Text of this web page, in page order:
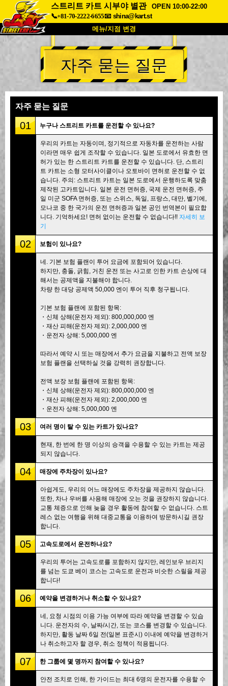
스트리트 카트 시부야 별관
OPEN 10:00-22:00
📞+81-70-2222-6655📧 shina@kart.st
메뉴/지점 변경
최상단
소개 사양 가격
회사 정보
도쿄 시나가와 #1 도쿄 아키하바라#1
도쿄 아키하바라#2 도쿄 시부야
도쿄 시부야 애넥스 도쿄 베이
도쿄 아사쿠사 오사카
오키나와
자주 묻는 질문
자주 묻는 질문
01 누구나 스트리트 카트를 운전할 수 있나요?
우리의 카트는 자동이며, 정기적으로 자동차를 운전하는 사람
이라면 매우 쉽게 조작할 수 있습니다. 일본 도로에서 유효한 면
허가 있는 한 스트리트 카트를 운전할 수 있습니다. 단, 스트리
트 카트는 소형 모터사이클이나 오토바이 면허로 운전할 수 없
습니다. 주의: 스트리트 카트는 일본 도로에서 운행하도록 맞춤
제작된 고카트입니다. 일본 운전 면허증, 국제 운전 면허증, 주
일 미군 SOFA 면허증, 또는 스위스, 독일, 프랑스, 대만, 벨기에,
모나코 중 한 국가의 운전 면허증과 일본 공인 번역본이 필요합
니다. 기억하세요! 면허 없이는 운전할 수 없습니다!! 자세히 보
기
02 보험이 있나요?
네. 기본 보험 플랜이 투어 요금에 포함되어 있습니다.
하지만, 충돌, 긁힘, 거친 운전 또는 사고로 인한 카트 손상에 대
해서는 공제액을 지불해야 합니다.
차량 한 대당 공제액 50,000 엔이 투어 직후 청구됩니다.
기본 보험 플랜에 포함된 항목:
・신체 상해(운전자 제외): 800,000,000 엔
・재산 피해(운전자 제외): 2,000,000 엔
・운전자 상해: 5,000,000 엔
따라서 예약 시 또는 매장에서 추가 요금을 지불하고 전액 보장
보험 플랜을 선택하실 것을 강력히 권장합니다.
전액 보장 보험 플랜에 포함된 항목:
・신체 상해(운전자 제외): 800,000,000 엔
・재산 피해(운전자 제외): 2,000,000 엔
・운전자 상해: 5,000,000 엔
03 여러 명이 탈 수 있는 카트가 있나요?
현재, 한 번에 한 명 이상의 승객을 수용할 수 있는 카트는 제공
되지 않습니다.
04 매장에 주차장이 있나요?
아쉽게도, 우리의 어느 매장에도 주차장을 제공하지 않습니다.
또한, 차나 우버를 사용해 매장에 오는 것을 권장하지 않습니다.
교통 체증으로 인해 늦을 경우 활동에 참여할 수 없습니다. 스트
레스 없는 여행을 위해 대중교통을 이용하여 방문하시길 권장
합니다.
05 고속도로에서 운전하나요?
우리의 투어는 고속도로를 포함하지 않지만, 레인보우 브리지
를 넘는 도쿄 베이 코스는 고속도로 운전과 비슷한 스릴을 제공
합니다!
06 예약을 변경하거나 취소할 수 있나요?
네, 요청 시점의 이용 가능 여부에 따라 예약을 변경할 수 있습
니다. 운전자의 수, 날짜/시간, 또는 코스를 변경할 수 있습니다.
하지만, 활동 날짜 6일 전(일본 표준시) 이내에 예약을 변경하거
나 취소하고자 할 경우, 취소 정책이 적용됩니다.
07 한 그룹에 몇 명까지 참여할 수 있나요?
안전 조치로 인해, 한 가이드는 최대 6명의 운전자를 수용할 수